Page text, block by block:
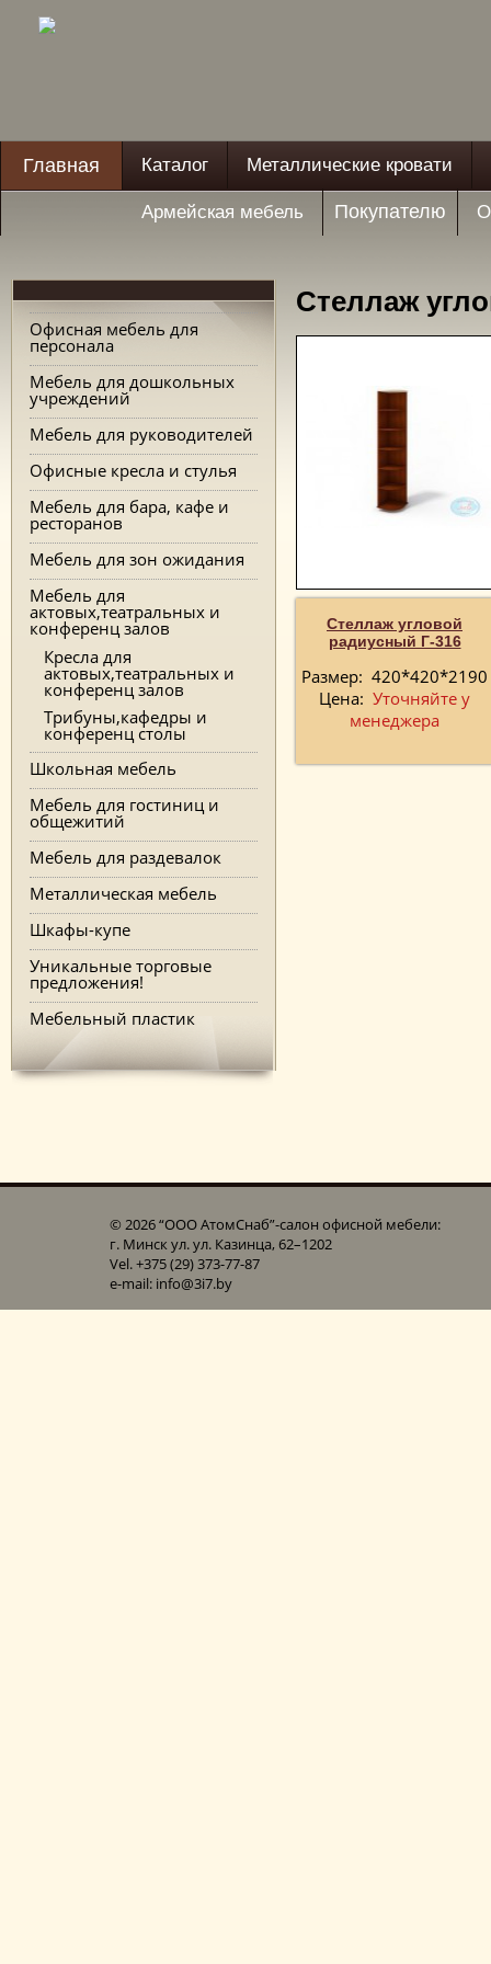
Главная Каталог Металлические кровати
Армейская мебель Покупателю
Офисная мебель для
персонала
Мебель для дошкольных
учреждений
Мебель для руководителей
Офисные кресла и стулья
Мебель для бара, кафе и
ресторанов
Мебель для зон ожидания
Мебель для
актовых,театральных и
конференц залов
Кресла для
актовых,театральных и
конференц залов
Трибуны,кафедры и
конференц столы
Школьная мебель
Мебель для гостиниц и
общежитий
Мебель для раздевалок
Металлическая мебель
Шкафы-купе
Уникальные торговые
предложения!
Мебельный пластик
Стеллаж
Стеллаж угловой
радиусный Г-316
Размер: 420*420*2190
Цена: Уточняйте у
менеджера
© 2026 “ООО АтомСнаб”-cалон офисной мебели:
г. Минск ул. ул. Казинца, 62–1202
Vel. +375 (29) 373-77-87
e-mail: info@3i7.by